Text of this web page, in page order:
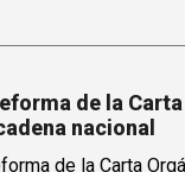
de la Carta
nacional